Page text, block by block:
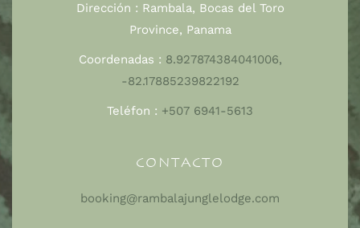
Dirección : Rambala, Bocas del Toro
Province, Panama
Coordenadas : 8.927874384041006,
-82.17885239822192
Teléfon : +507 6941-5613
CONTACTO
booking@rambalajunglelodge.com